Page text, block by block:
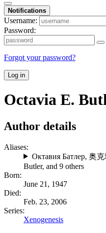
Notifications
Username:
Password:
Forgot your password?
Log in
Octavia E.
Author details
Aliases:
Октавия Батлер, 奥克
Butler, and 9 others
Born:
June 21, 1947
Died:
Feb. 23, 2006
Series:
Xenogenesis